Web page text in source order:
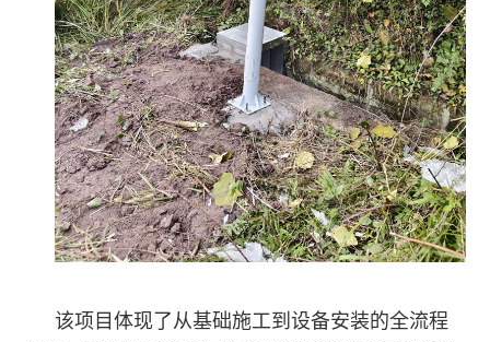
该项目体现了从基础施工到设备安装的全流程